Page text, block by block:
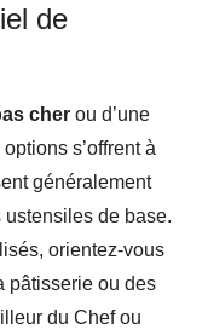
de
cher ou d’une
s’offrent à
généralement
de base.
orientez-vous
pâtisserie ou des
du Chef ou